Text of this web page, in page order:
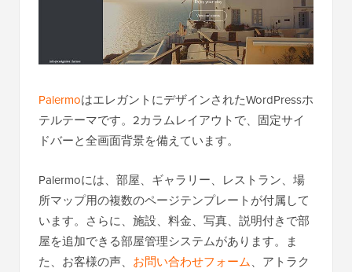
PalermoはエレガントにデザインされたWordPressホ
テルテーマです。2カラムレイアウトで、固定サイ
ドバーと全画面背景を備えています。
Palermoには、部屋、ギャラリー、レストラン、場
所マップ用の複数のページテンプレートが付属して
います。さらに、施設、料金、写真、説明付きで部
屋を追加できる部屋管理システムがあります。ま
た、お客様の声、 お問い合わせフォーム、アトラク